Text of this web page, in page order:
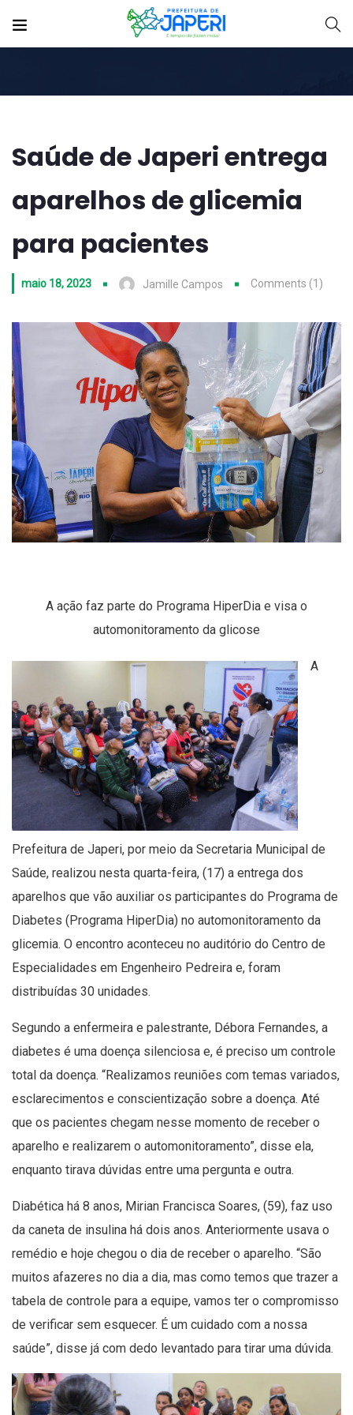
Saúde de Japeri entrega
aparelhos de glicemia
para pacientes
maio 18, 2023 Jamille Campos Comments (1)
A ação faz parte do Programa HiperDia e visa o
automonitoramento da glicose
A
Prefeitura de Japeri, por meio da Secretaria Municipal de
Saúde, realizou nesta quarta-feira, (17) a entrega dos
aparelhos que vão auxiliar os participantes do Programa de
Diabetes (Programa HiperDia) no automonitoramento da
glicemia. O encontro aconteceu no auditório do Centro de
Especialidades em Engenheiro Pedreira e, foram
distribuídas 30 unidades.
Segundo a enfermeira e palestrante, Débora Fernandes, a
diabetes é uma doença silenciosa e, é preciso um controle
total da doença. “Realizamos reuniões com temas variados,
esclarecimentos e conscientização sobre a doença. Até
que os pacientes chegam nesse momento de receber o
aparelho e realizarem o automonitoramento”, disse ela,
enquanto tirava dúvidas entre uma pergunta e outra.
Diabética há 8 anos, Mirian Francisca Soares, (59), faz uso
da caneta de insulina há dois anos. Anteriormente usava o
remédio e hoje chegou o dia de receber o aparelho. “São
muitos afazeres no dia a dia, mas como temos que trazer a
tabela de controle para a equipe, vamos ter o compromisso
de verificar sem esquecer. É um cuidado com a nossa
saúde”, disse já com dedo levantado para tirar uma dúvida.